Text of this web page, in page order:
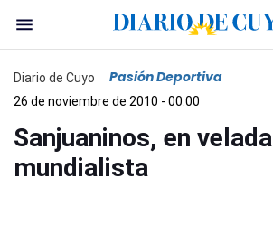
Diario de Cuyo Pasión Deportiva
26 de noviembre de 2010 - 00:00
Sanjuaninos, en velada
mundialista